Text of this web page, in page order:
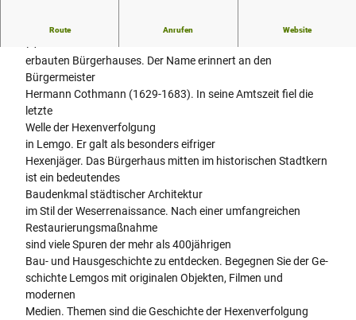
Route Anrufen Website
„Hexenbürgermeisterhaus“ – so lautet der Beiname des 1568-
erbauten Bürgerhauses. Der Name erinnert an den
Bürgermeister
Hermann Cothmann (1629-1683). In seine Amtszeit fiel die
letzte
Welle der Hexenverfolgung
in Lemgo. Er galt als besonders eifriger
Hexenjäger. Das Bürgerhaus mitten im historischen Stadtkern
ist ein bedeutendes
Baudenkmal städtischer Architektur
im Stil der Weserrenaissance. Nach einer umfangreichen
Restaurierungsmaßnahme
sind viele Spuren der mehr als 400jährigen
Bau- und Hausgeschichte zu entdecken. Begegnen Sie der Ge-
schichte Lemgos mit originalen Objekten, Filmen und
modernen
Medien. Themen sind die Geschichte der Hexenverfolgung